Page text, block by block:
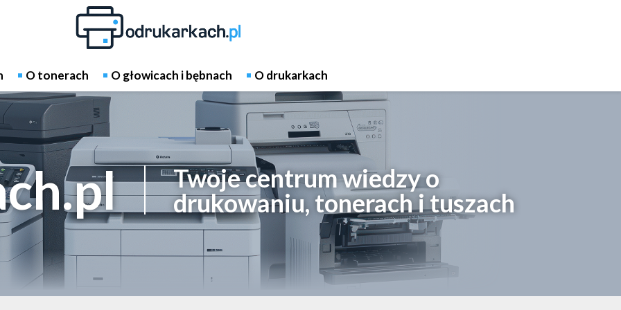
O tonerach O głowicach i bębnach O drukarkach
Twoje centrum wiedzy o
drukowaniu, tonerach i tuszach